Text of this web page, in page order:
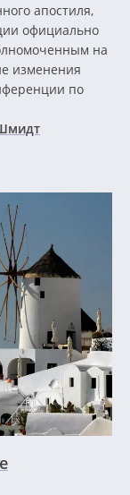
апостиля,
официально
на
изменения
по